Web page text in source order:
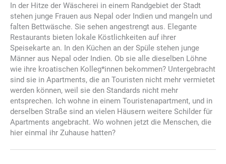
In der Hitze der Wäscherei in einem Randgebiet der Stadt
stehen junge Frauen aus Nepal oder Indien und mangeln und
falten Bettwäsche. Sie sehen angestrengt aus. Elegante
Restaurants bieten lokale Köstlichkeiten auf ihrer
Speisekarte an. In den Küchen an der Spüle stehen junge
Männer aus Nepal oder Indien. Ob sie alle dieselben Löhne
wie ihre kroatischen Kolleg*innen bekommen? Untergebracht
sind sie in Apartments, die an Touristen nicht mehr vermietet
werden können, weil sie den Standards nicht mehr
entsprechen. Ich wohne in einem Touristenapartment, und in
derselben Straße sind an vielen Häusern weitere Schilder für
Apartments angebracht. Wo wohnen jetzt die Menschen, die
hier einmal ihr Zuhause hatten?